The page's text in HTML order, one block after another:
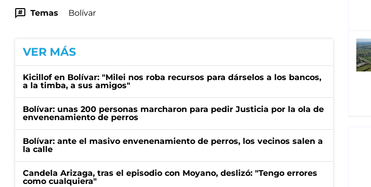
Temas Bolívar
VER MÁS
Kicillof en Bolívar: "Milei nos roba recursos para dárselos a los bancos,
a la timba, a sus amigos"
Bolívar: unas 200 personas marcharon para pedir Justicia por la ola de
envenenamiento de perros
Bolívar: ante el masivo envenenamiento de perros, los vecinos salen a
la calle
Candela Arizaga, tras el episodio con Moyano, deslizó: "Tengo errores
como cualquiera"